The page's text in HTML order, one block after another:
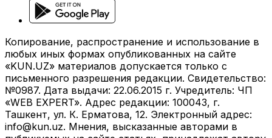
Копирование, распространение и использование в
любых иных формах опубликованных на сайте
«KUN.UZ» материалов допускается только с
письменного разрешения редакции. Свидетельство:
№0987. Дата выдачи: 22.06.2015 г. Учредитель: ЧП
«WEB EXPERT». Адрес редакции: 100043, г.
Ташкент, ул. К. Ерматова, 12. Электронный адрес:
info@kun.uz. Мнения, высказанные авторами в